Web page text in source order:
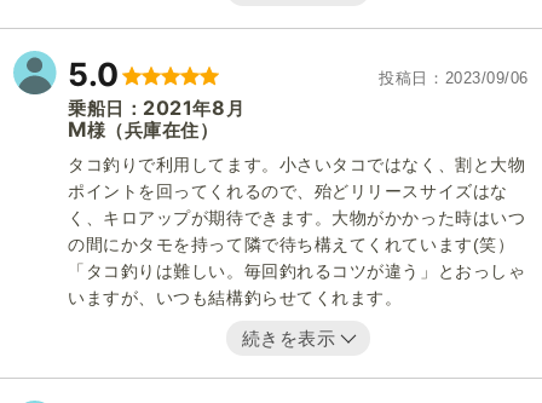
5.0 投稿日 2023/09/06
乗船日： 2021年8 月
M様 （兵庫在住）
タコ釣りで利用してます。小さいタコではなく、割と大物
ポイントを回ってくれるので、殆どリリースサイズはな
く、キロアップが期待できます。大物がかかった時はいつ
の間にかタモを持って隣で待ち構えてくれています(笑）
「タコ釣りは難しい。毎回釣れるコツが違う」とおっしゃ
いますが、いつも結構釣らせてくれます。
続きを表示